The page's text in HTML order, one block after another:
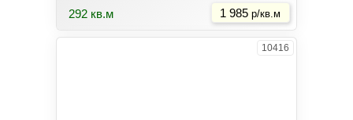
292 кв.м 1 985 р/кв.м
10416